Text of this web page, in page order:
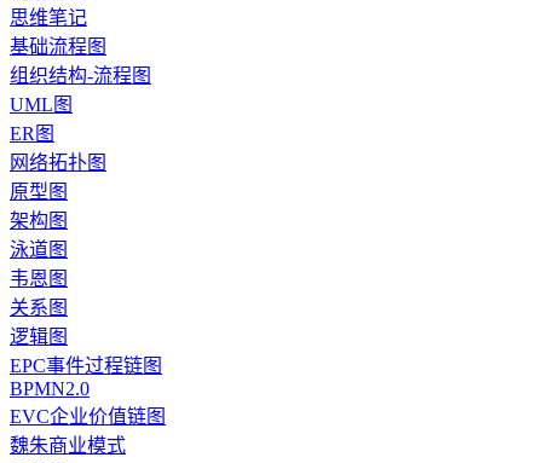
思维笔记
基础流程图
组织结构-流程图
UML图
ER图
网络拓扑图
原型图
架构图
泳道图
韦恩图
关系图
逻辑图
EPC事件过程链图
BPMN2.0
EVC企业价值链图
魏朱商业模式